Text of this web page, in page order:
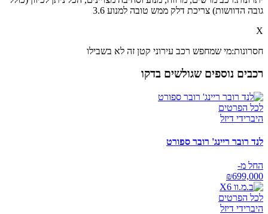
גובה הדוושות) צריכת דלק ממש טובה למנוע 3.6
X
חסרונות:מי שמחפש רכב עירוני קטן זה לא בשבילו
רכבים נוספים שגולשים בדקו
לכל הפרטים
היברידי דיזל
לנד רובר ריינג' רובר ספורט
החל מ-
₪699,000
לכל הפרטים
היברידי דיזל